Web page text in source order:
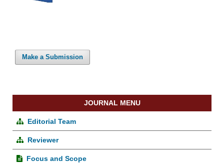
Make a Submission
JOURNAL MENU
Editorial Team
Reviewer
Focus and Scope